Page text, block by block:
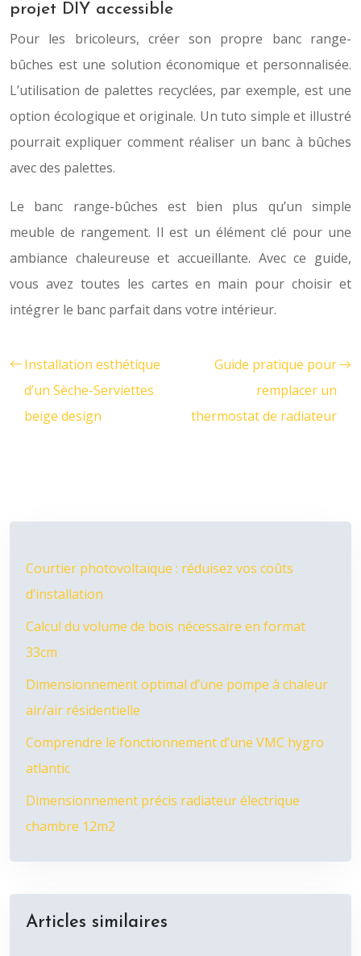
projet DIY accessible
Pour les bricoleurs, créer son propre banc range-
bûches est une solution économique et personnalisée.
L’utilisation de palettes recyclées, par exemple, est une
option écologique et originale. Un tuto simple et illustré
pourrait expliquer comment réaliser un banc à bûches
avec des palettes.
Le banc range-bûches est bien plus qu’un simple
meuble de rangement. Il est un élément clé pour une
ambiance chaleureuse et accueillante. Avec ce guide,
vous avez toutes les cartes en main pour choisir et
intégrer le banc parfait dans votre intérieur.
Installation esthétique
d’un Sèche-Serviettes
beige design
Guide pratique pour
remplacer un
thermostat de radiateur
Courtier photovoltaïque : réduisez vos coûts
d’installation
Calcul du volume de bois nécessaire en format
33cm
Dimensionnement optimal d’une pompe à chaleur
air/air résidentielle
Comprendre le fonctionnement d’une VMC hygro
atlantic
Dimensionnement précis radiateur électrique
chambre 12m2
Articles similaires